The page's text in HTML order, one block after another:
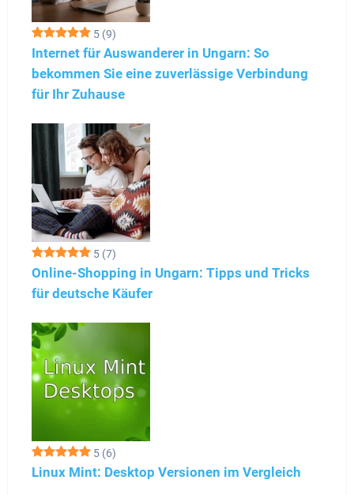
5 (9)
Internet für Auswanderer in Ungarn: So
bekommen Sie eine zuverlässige Verbindung
für Ihr Zuhause
5 (7)
Online-Shopping in Ungarn: Tipps und Tricks
für deutsche Käufer
5 (6)
Linux Mint: Desktop Versionen im Vergleich